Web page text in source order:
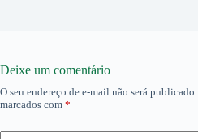
Deixe um comentário
O seu endereço de e-mail não será publicado.
marcados com *